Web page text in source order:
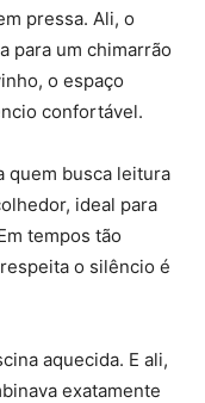
pressa. Ali, o
para um chimarrão
o espaço
confortável.
quem busca leitura
ideal para
tempos tão
o silêncio é
aquecida. E ali,
exatamente